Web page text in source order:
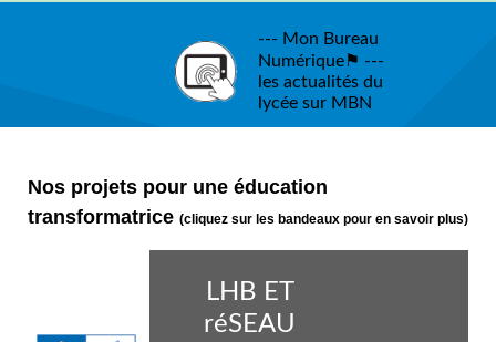
--- Mon Bureau
Numérique⚑ ---
les actualités du
lycée sur MBN
Nos projets pour une éducation
transformatrice (cliquez sur les bandeaux pour en savoir plus)
LHB ET
réSEAU